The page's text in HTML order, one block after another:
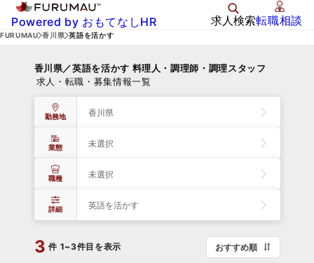
Powered by おもてなしHR 求人検索転職相談
FURUMAU 香川県 英語を活かす
香川県／英語を活かす 料理人・調理師・調理スタッフ
求人・転職・募集情報一覧
勤務地 香川県
業態 未選択
職種 未選択
詳細 英語を活かす
3 件 1~3件目を表示 おすすめ順